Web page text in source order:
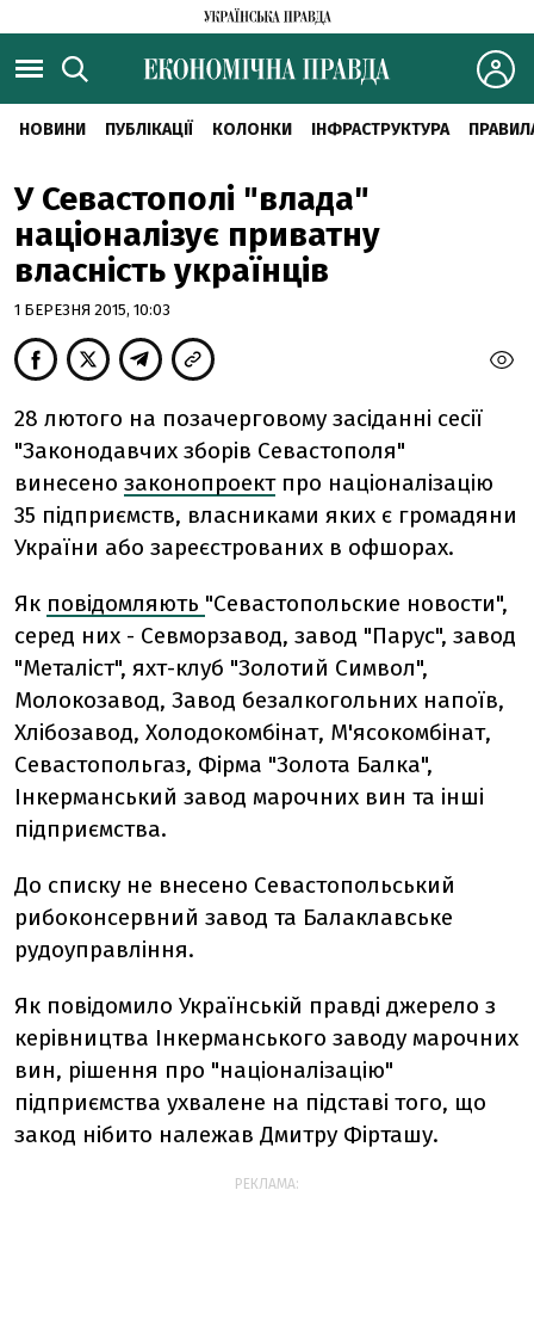
НОВИНИ ПУБЛІКАЦІЇ КОЛОНКИ ІНФРАСТРУКТУРА
У Севастополі "влада"
націоналізує приватну
власність українців
1 БЕРЕЗНЯ 2015, 10:03
28 лютого на позачерговому засіданні сесії
"Законодавчих зборів Севастополя"
винесено законопроектпро націоналізацію
35 підприємств, власниками яких є громадяни
України або зареєстрованих в офшорах.
Як повідомляють "Севастопольские новости",
серед них - Севморзавод, завод "Парус", завод
"Металіст", яхт-клуб "Золотий Символ",
Молокозавод, Завод безалкогольних напоїв,
Хлібозавод, Холодокомбінат, М'ясокомбінат,
Севастопольгаз, Фірма "Золота Балка",
Інкерманський завод марочних вин та інші
підприємства.
До списку не внесено Севастопольський
рибоконсервний завод та Балаклавське
рудоуправління.
Як повідомило Українській правді джерело з
керівництва Інкерманського заводу марочних
вин, рішення про "націоналізацію"
підприємства ухвалене на підставі того, що
закод нібито належав Дмитру Фірташу.
РЕКЛАМА: